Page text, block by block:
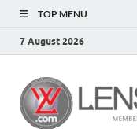
TOP MENU
7 August 2026